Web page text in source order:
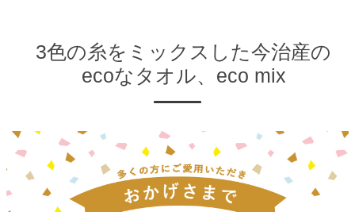
3色の糸をミックスした今治産の
ecoなタオル、eco mix